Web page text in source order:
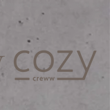
(クルー)】【cozy creww(コージークルー)】 京都市 ヘ